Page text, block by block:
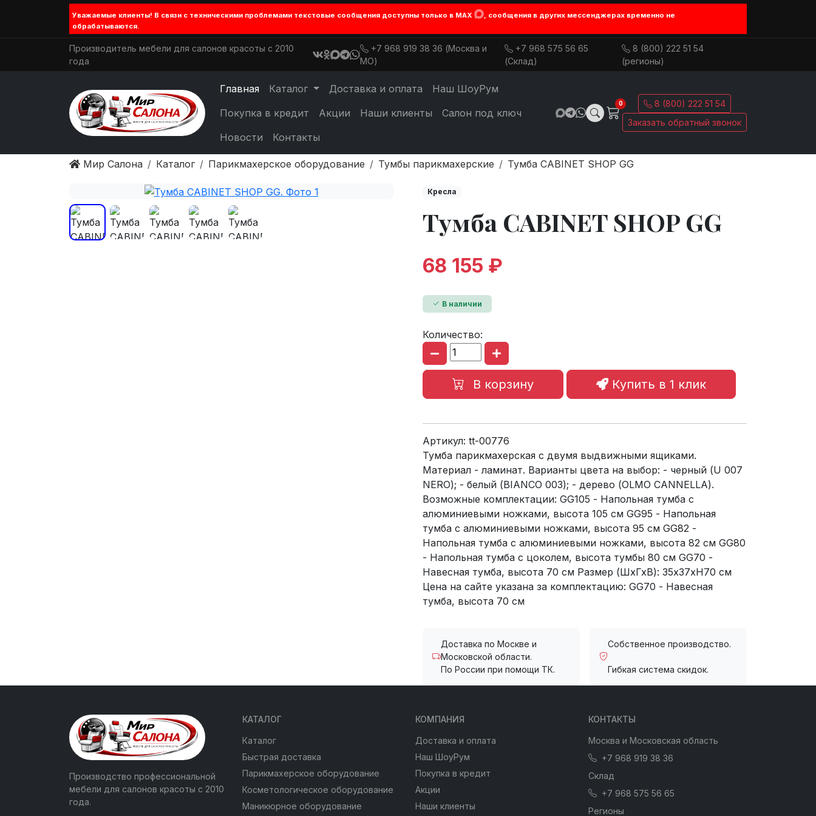
Уважаемые клиенты! В связи с техническими проблемами текстовые сообщения доступны только в MAX
, сообщения в других мессенджерах временно не
обрабатываются.
Производитель мебели для салонов красоты с 2010
года
+7 968 919 38 36 (Москва и
МО)
+7 968 575 56 65
(Склад)
8 (800) 222 51 54
(регионы)
Главная Каталог Доставка и оплата
Наш ШоуРум
Покупка в кредит
Акции Наши клиенты
Салон под ключ
Новости
Контакты
0
8 (800) 222 51 54
Заказать обратный звонок
Мир Салона Каталог Парикмахерское оборудование Тумбы парикмахерские Тумба CABINET SHOP GG
Кресла
Тумба CABINET SHOP GG
68 155 ₽
В наличии
Количество:
В корзину Купить в 1 клик
Артикул: tt-00776
Тумба парикмахерская c двумя выдвижными ящиками.
Материал - ламинат. Варианты цвета на выбор: - черный (U 007
NERO); - белый (BIANCO 003); - дерево (OLMO CANNELLA).
Возможные комплектации: GG105 - Напольная тумба с
алюминиевыми ножками, высота 105 см GG95 - Напольная
тумба с алюминиевыми ножками, высота 95 см GG82 -
Напольная тумба с алюминиевыми ножками, высота 82 см GG80
- Напольная тумба с цоколем, высота тумбы 80 см GG70 -
Навесная тумба, высота 70 см Размер (ШхГхВ): 35x37xH70 см
Цена на сайте указана за комплектацию: GG70 - Навесная
тумба, высота 70 см
Доставка по Москве и
Московской области.
По России при помощи ТК.
Собственное производство.
Гибкая система скидок.
Производство профессиональной
мебели для салонов красоты с 2010
года.
КАТАЛОГ
Каталог
Быстрая доставка
Парикмахерское оборудование
Косметологическое оборудование
Маникюрное оборудование
КОМПАНИЯ
Доставка и оплата
Наш ШоуРум
Покупка в кредит
Акции
Наши клиенты
КОНТАКТЫ
Москва и Московская область
+7 968 919 38 36
Склад
+7 968 575 56 65
Регионы